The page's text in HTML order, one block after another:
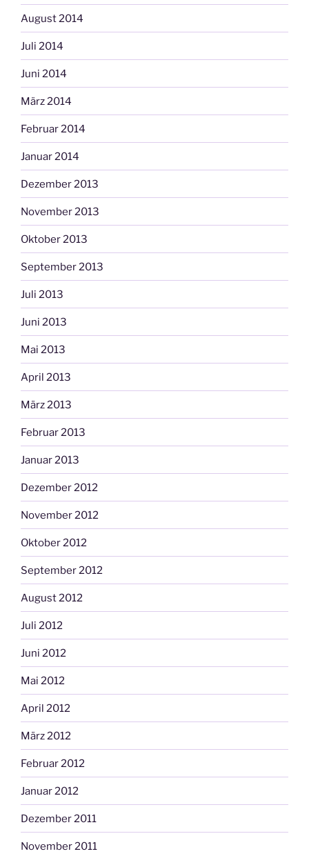
August 2014
Juli 2014
Juni 2014
März 2014
Februar 2014
Januar 2014
Dezember 2013
November 2013
Oktober 2013
September 2013
Juli 2013
Juni 2013
Mai 2013
April 2013
März 2013
Februar 2013
Januar 2013
Dezember 2012
November 2012
Oktober 2012
September 2012
August 2012
Juli 2012
Juni 2012
Mai 2012
April 2012
März 2012
Februar 2012
Januar 2012
Dezember 2011
November 2011